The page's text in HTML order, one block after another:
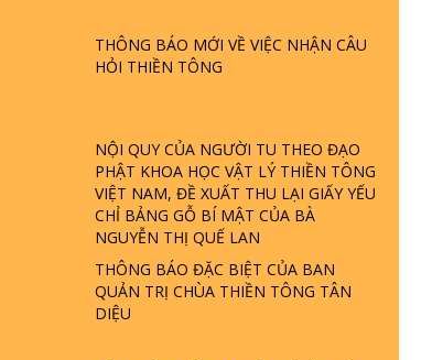
THÔNG BÁO MỚI VỀ VIỆC NHẬN CÂU
HỎI THIỀN TÔNG
NỘI QUY CỦA NGƯỜI TU THEO ĐẠO
PHẬT KHOA HỌC VẬT LÝ THIỀN TÔNG
VIỆT NAM, ĐỀ XUẤT THU LẠI GIẤY YẾU
CHỈ BẢNG GỖ BÍ MẬT CỦA BÀ
NGUYỄN THỊ QUẾ LAN
THÔNG BÁO ĐẶC BIỆT CỦA BAN
QUẢN TRỊ CHÙA THIỀN TÔNG TÂN
DIỆU
GIẢI ĐÁP ĐẶC BIỆT P25 - SUỐT 49 NĂM
PHẬT KHÔNG NÓI? HỘI LONG HOA LÀ
HỘI GÌ? TỬ VÌ ĐẠO